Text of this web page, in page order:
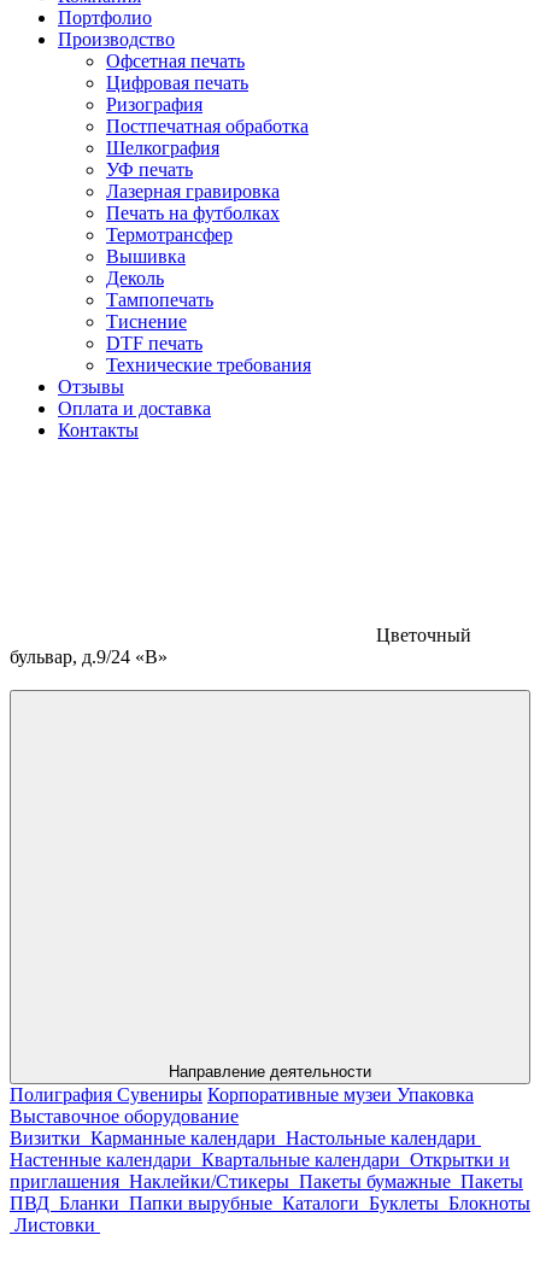
Портфолио
Производство
Офсетная печать
Цифровая печать
Ризография
Постпечатная обработка
Шелкография
УФ печать
Лазерная гравировка
Печать на футболках
Термотрансфер
Вышивка
Деколь
Тампопечать
Тиснение
DTF печать
Технические требования
Отзывы
Оплата и доставка
Контакты
Цветочный
бульвар, д.9/24 «В»
Направление деятельности
Полиграфия Сувениры Корпоративные музеи Упаковка
Выставочное оборудование
Визитки Карманные календари Настольные календари
Настенные календари Квартальные календари Открытки и
приглашения Наклейки/Стикеры Пакеты бумажные Пакеты
ПВД Бланки Папки вырубные Каталоги Буклеты Блокноты
Листовки